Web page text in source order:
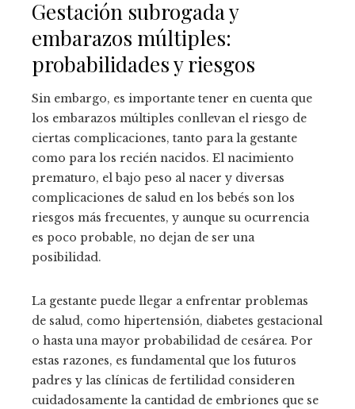
Gestación subrogada y
embarazos múltiples:
probabilidades y riesgos
Sin embargo, es importante tener en cuenta que
los embarazos múltiples conllevan el riesgo de
ciertas complicaciones, tanto para la gestante
como para los recién nacidos. El nacimiento
prematuro, el bajo peso al nacer y diversas
complicaciones de salud en los bebés son los
riesgos más frecuentes, y aunque su ocurrencia
es poco probable, no dejan de ser una
posibilidad.
La gestante puede llegar a enfrentar problemas
de salud, como hipertensión, diabetes gestacional
o hasta una mayor probabilidad de cesárea. Por
estas razones, es fundamental que los futuros
padres y las clínicas de fertilidad consideren
cuidadosamente la cantidad de embriones que se